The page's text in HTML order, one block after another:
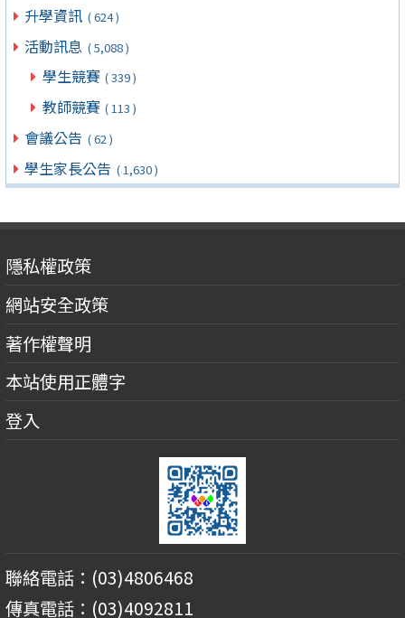
升學資訊 ( 624 )
活動訊息 ( 5,088 )
學生競賽 ( 339 )
教師競賽 ( 113 )
會議公告 ( 62 )
學生家長公告 ( 1,630 )
隱私權政策
網站安全政策
著作權聲明
本站使用正體字
登入
聯絡電話：(03)4806468
傳真電話：(03)4092811